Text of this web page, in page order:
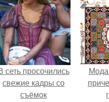
сеть просочились
свежие кадры со
съёмок
Мода